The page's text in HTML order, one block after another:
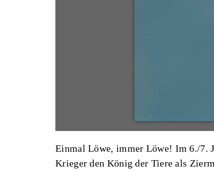
Einmal Löwe, immer Löwe! Im 6./7.
Krieger den König der Tiere als